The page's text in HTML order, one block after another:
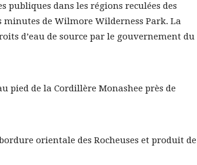
publiques dans les régions reculées des
minutes de Wilmore Wilderness Park. La
d’eau de source par le gouvernement du
pied de la Cordillère Monashee près de
orientale des Rocheuses et produit de